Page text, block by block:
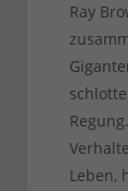
Ray
Leben,